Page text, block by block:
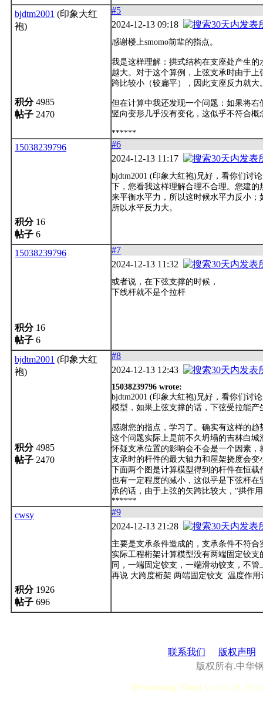
bjdtm2001 (印象大红
袍)
积分4985
帖子 2470
#5
2024-12-13 09:18
感谢楼上smomo前辈的指点。
我是这样理解：拱式结构在支座处产生
越大。对于这个算例，上弦支承时由于
跨比较小（较扁平），因此支座反力就大
但在计算中我还发现一个问题：如果将
竖向变形几乎没有变化，这似乎不符合
******
15038239796
积分16
帖子 6
#6
2024-12-13 11:17
bjdtm2001 (印象大红袍)兄好，看你们讨
下，您看我这样理解合理不合理。您建
来平衡水平力，所以这时候水平力反小
所以水平反力大。
15038239796
积分16
帖子 6
#7
2024-12-13 11:32
或者说，在下弦支撑的时候，
下线杆就不是个拉杆
bjdtm2001 (印象大红
袍)
积分4985
帖子 2470
#8
2024-12-13 12:43
15038239796 wrote:
bjdtm2001 (印象大红袍)兄好，看你们讨
模型，如果上弦支撑的话，下弦受拉能
感谢您的指点，学习了。确实有这样的趋
这个问题实际上是前不久坍塌的吉林白
怀疑支承位置的影响会不会是一个因素
支承时的杆件的最大轴力和屋架挠度会
下面两个图是计算模型得到的杆件在恒
也有一定程度的减小，这似乎是下弦杆
承的话，由于上弦的矢跨比较大，“拱作
******
cwsy
积分1926
帖子 696
#9
2024-12-13 21:28
主要是支承条件造成的，支承条件不符合
实际工程桁架计算模型没有两端固定铰
同，一端固定铰支，一端滑动铰支，不
再说 大跨度桁架 两端固定铰支 温度作用
联系我们
版权声明
版权所有.中华
[Processing Time] User:0.28,